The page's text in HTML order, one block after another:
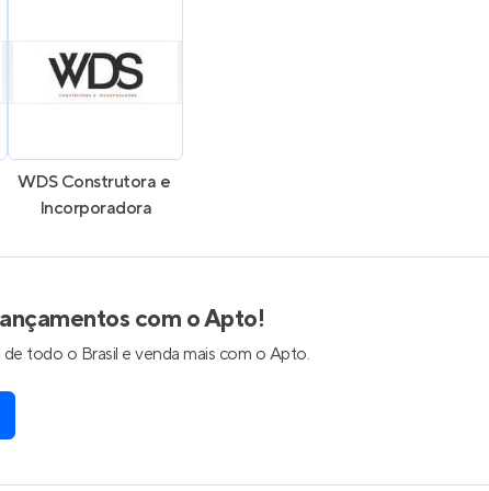
WDS Construtora e
Incorporadora
com o Apto!
todo o Brasil e venda mais com o Apto.